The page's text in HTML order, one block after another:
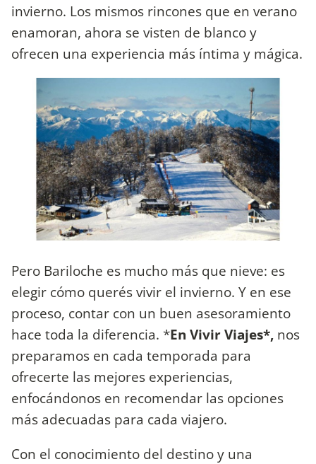
invierno. Los mismos rincones que en verano
enamoran, ahora se visten de blanco y
ofrecen una experiencia más íntima y mágica.
Pero Bariloche es mucho más que nieve: es
elegir cómo querés vivir el invierno. Y en ese
proceso, contar con un buen asesoramiento
hace toda la diferencia. *En Vivir Viajes*, nos
preparamos en cada temporada para
ofrecerte las mejores experiencias,
enfocándonos en recomendar las opciones
más adecuadas para cada viajero.
Con el conocimiento del destino y una